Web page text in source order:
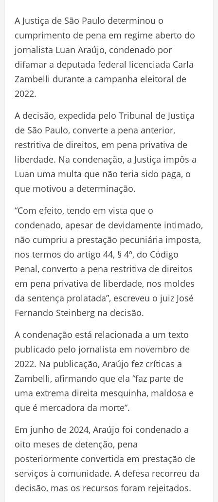
A Justiça de São Paulo determinou o
cumprimento de pena em regime aberto do
jornalista Luan Araújo, condenado por
difamar a deputada federal licenciada Carla
Zambelli durante a campanha eleitoral de
2022.
A decisão, expedida pelo Tribunal de Justiça
de São Paulo, converte a pena anterior,
restritiva de direitos, em pena privativa de
liberdade. Na condenação, a Justiça impôs a
Luan uma multa que não teria sido paga, o
que motivou a determinação.
“Com efeito, tendo em vista que o
condenado, apesar de devidamente intimado,
não cumpriu a prestação pecuniária imposta,
nos termos do artigo 44, § 4º, do Código
Penal, converto a pena restritiva de direitos
em pena privativa de liberdade, nos moldes
da sentença prolatada”, escreveu o juiz José
Fernando Steinberg na decisão.
A condenação está relacionada a um texto
publicado pelo jornalista em novembro de
2022. Na publicação, Araújo fez críticas a
Zambelli, afirmando que ela “faz parte de
uma extrema direita mesquinha, maldosa e
que é mercadora da morte”.
Em junho de 2024, Araújo foi condenado a
oito meses de detenção, pena
posteriormente convertida em prestação de
serviços à comunidade. A defesa recorreu da
decisão, mas os recursos foram rejeitados.